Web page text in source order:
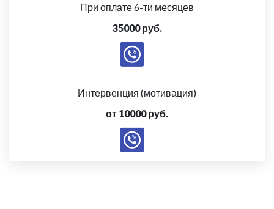
При оплате 6-ти месяцев
35000 руб.
Интервенция (мотивация)
от 10000 руб.